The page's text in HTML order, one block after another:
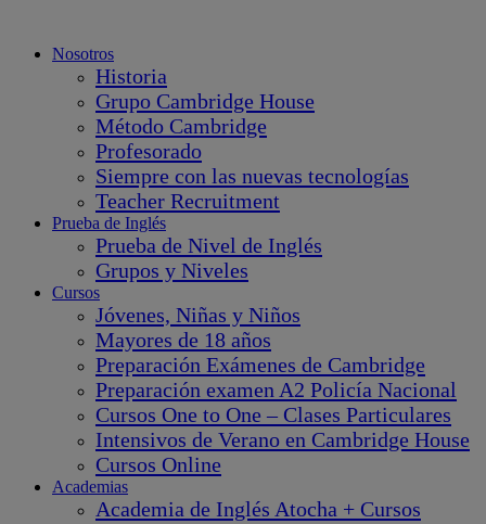
Nosotros
Historia
Grupo Cambridge House
Método Cambridge
Profesorado
Siempre con las nuevas tecnologías
Teacher Recruitment
Prueba de Inglés
Prueba de Nivel de Inglés
Grupos y Niveles
Cursos
Jóvenes, Niñas y Niños
Mayores de 18 años
Preparación Exámenes de Cambridge
Preparación examen A2 Policía Nacional
Cursos One to One – Clases Particulares
Intensivos de Verano en Cambridge House
Cursos Online
Academias
Academia de Inglés Atocha + Cursos